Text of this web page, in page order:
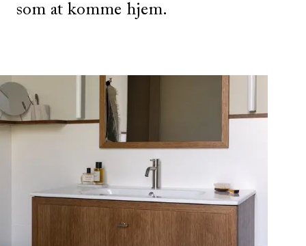
som at komme hjem.